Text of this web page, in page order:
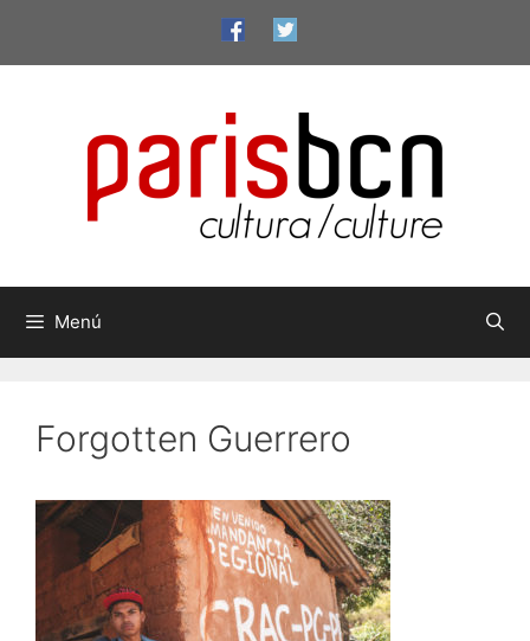
contingut
Menú
Forgotten Guerrero